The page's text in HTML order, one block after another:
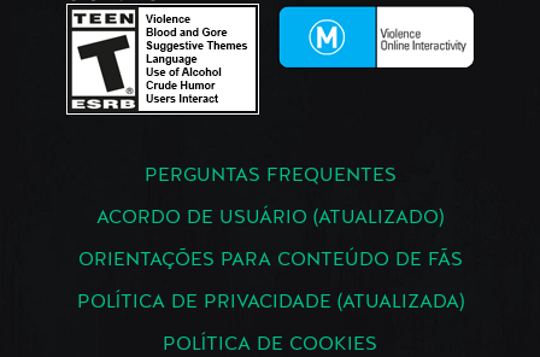
PERGUNTAS FREQUENTES
ACORDO DE USUÁRIO (ATUALIZADO)
ORIENTAÇÕES PARA CONTEÚDO DE FÃS
POLÍTICA DE PRIVACIDADE (ATUALIZADA)
POLÍTICA DE COOKIES